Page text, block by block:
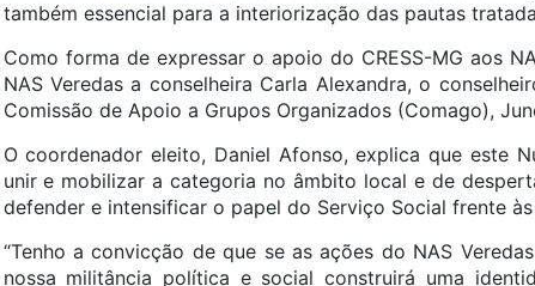
também essencial para a interiorização das pautas
Como forma de expressar o apoio do CRESS-MG aos
NAS Veredas a conselheira Carla Alexandra, o
Comissão de Apoio a Grupos Organizados (Comago),
O coordenador eleito, Daniel Afonso, explica que este
unir e mobilizar a categoria no âmbito local e de
defender e intensificar o papel do Serviço Social frente
“Tenho a convicção de que se as ações do NAS
nossa militância política e social construirá uma